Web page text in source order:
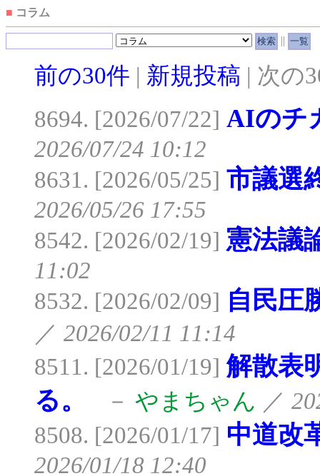
■ コラム
||
前の30件 | 新規投稿 | 次の
8694. [2026/07/22] AIのチ
2026/07/24 10:12
8631. [2026/05/25] 市議選
2026/05/26 17:55
8542. [2026/02/19] 憲法議
11:02
8532. [2026/02/09] 自民圧
／ 2026/02/11 11:14
8511. [2026/01/19] 解散表
る。
－ やまちゃん ／
8508. [2026/01/17] 中道改
2026/01/18 12:40